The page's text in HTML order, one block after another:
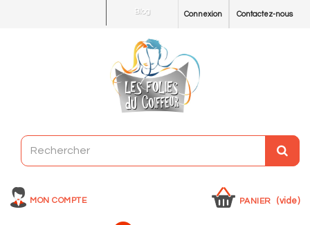
Contactez-nous
Connexion
Blog
MON COMPTE PANIER (vide)